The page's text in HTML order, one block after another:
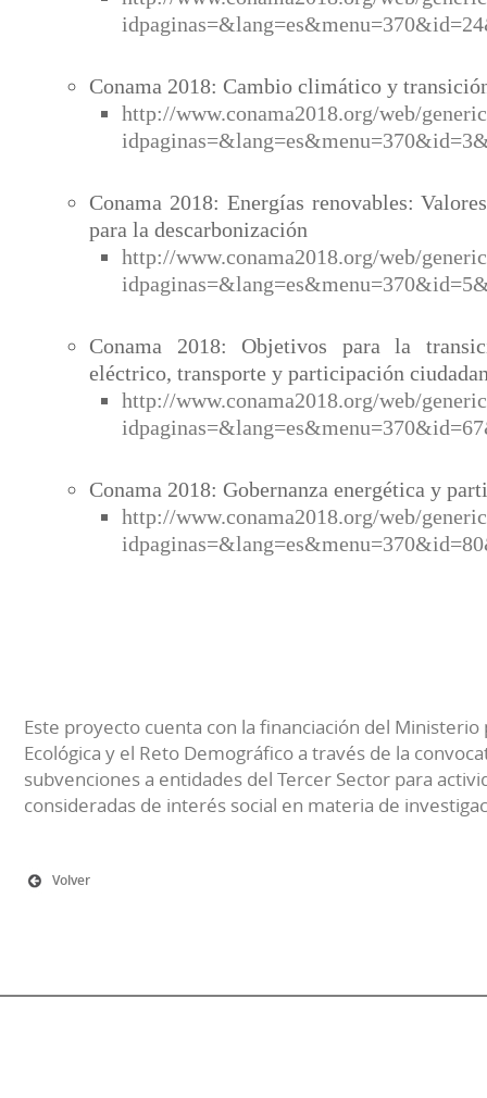
Conama 2018: Cambio climático y
http://www.conama2018.org/web/
Conama 2018: Energías renovables:
para la descarbonización
http://www.conama2018.org/web/
Conama 2018: Objetivos para la
eléctrico, transporte y participación
http://www.conama2018.org/web/
Conama 2018: Gobernanza energética y
http://www.conama2018.org/web/
Este proyecto cuenta con la financiación del Ministerio
Ecológica y el Reto Demográfico a través de la
subvenciones a entidades del Tercer Sector para
consideradas de interés social en materia de
Volver